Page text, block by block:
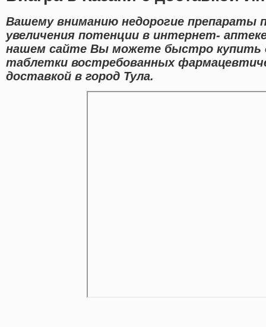
Вашему вниманию недорогие препараты
увеличения потенции в интернет-
нашем сайте Вы можете быстро купить
таблетки востребованных
доставкой в город Тула.